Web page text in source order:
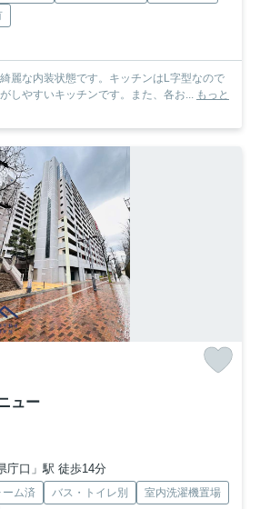
麗な内装状態です。キッチンはL字型なので
しやすいキッチンです。また、各お... もっと
ュー
庁口」駅 徒歩14分
ーム済 バス・トイレ別
室内洗濯機置場